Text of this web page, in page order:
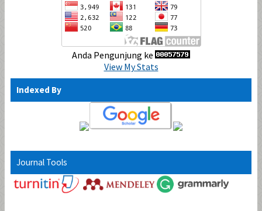
Anda Pengunjung ke
View My Stats
Indexed By
Journal Tools